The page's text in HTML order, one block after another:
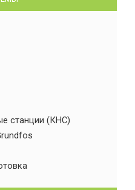
станции (КНС)